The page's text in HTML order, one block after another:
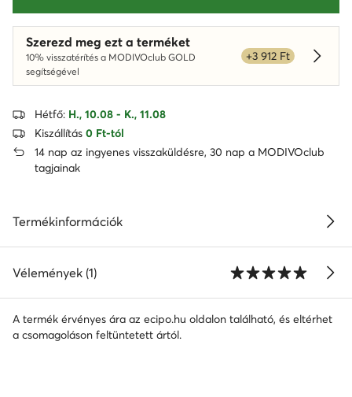
Szerezd meg ezt a terméket
10% visszatérítés a MODIVOclub GOLD
segítségével
+3 912 Ft
Hétfő: H., 10.08 - K., 11.08
Kiszállítás 0 Ft-tól
14 nap az ingyenes visszaküldésre, 30 nap a MODIVOclub
tagjainak
Termékinformációk
Vélemények (1)
A termék érvényes ára az ecipo.hu oldalon található, és eltérhet
a csomagoláson feltüntetett ártól.